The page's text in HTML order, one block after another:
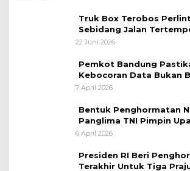
Truk Box Terobos
Sebidang Jalan
Jalan Stasiun Poncol-
22 Juni 2026
Pemkot Bandung
Kebocoran Data Bukan
Server Disdukcapil
7 April 2026
Bentuk Penghormatan
Panglima TNI Pimpin
Pemakaman Militer
6 April 2026
Presiden RI Beri
Terakhir Untuk Tiga